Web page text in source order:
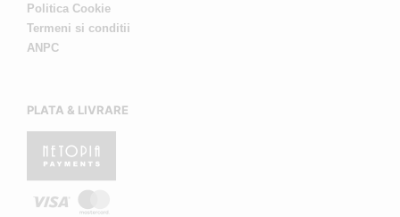
Politica Cookie
Termeni si conditii
ANPC
PLATA & LIVRARE